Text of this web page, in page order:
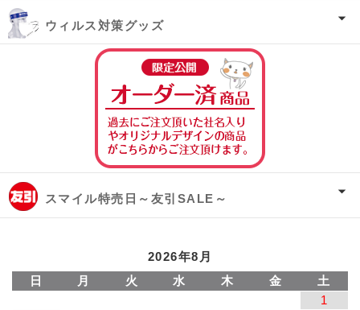
ウィルス対策グッズ
スマイル特売日～友引SALE～
2026年8月
日
月 火 水 木 金
土
1